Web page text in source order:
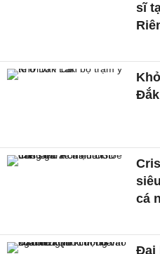
sĩ
cá
Đại